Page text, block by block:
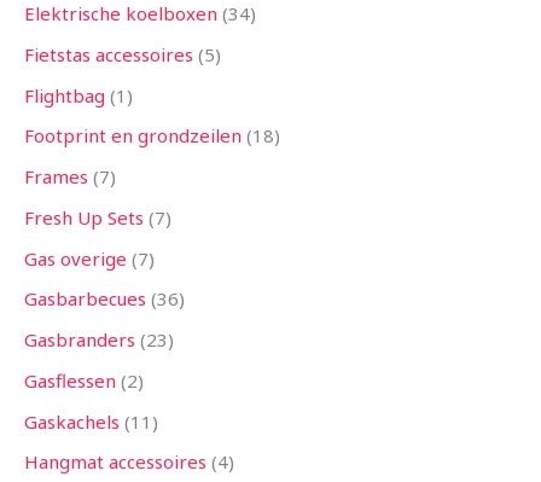
Elektrische koelboxen 34
Fietstas accessoires 5
Flightbag 1
Footprint en grondzeilen 18
Frames 7
Fresh Up Sets 7
Gas overige 7
Gasbarbecues 36
Gasbranders 23
Gasflessen 2
Gaskachels 11
Hangmat accessoires 4